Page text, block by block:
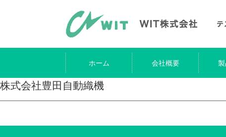
ホーム 会社概要
株式会社豊田自動織機